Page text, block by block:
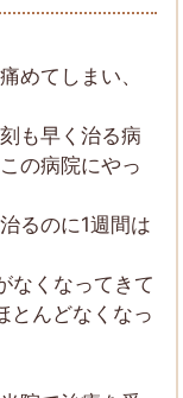
めてしまい、
も早く治る病
の病院にやっ
るのに1週間は
なくなってきて
とんどなくなっ